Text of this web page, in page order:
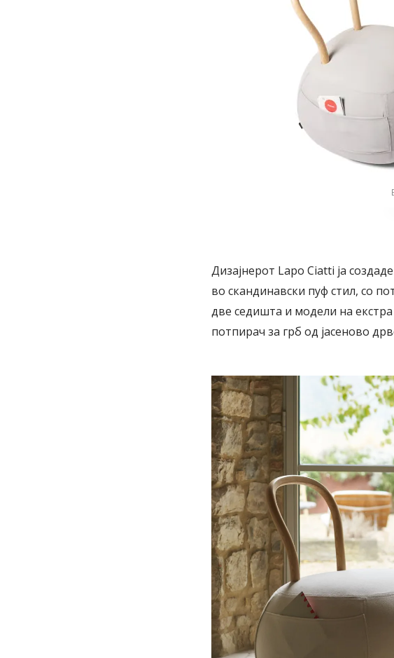
Дизајнерот Lapo Ciatti ја
во скандинавски пуф стил, со
две седишта и модели на
потпирач за грб од јасеново